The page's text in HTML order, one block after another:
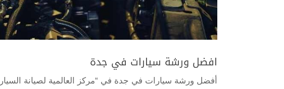
افضل ورشة سيارات في جدة
أفضل ورشة سيارات في جدة في “مركز العالمية لصيانة